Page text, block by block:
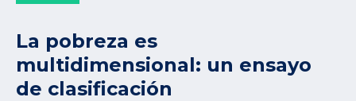
La pobreza es
multidimensional: un ensayo
de clasificación